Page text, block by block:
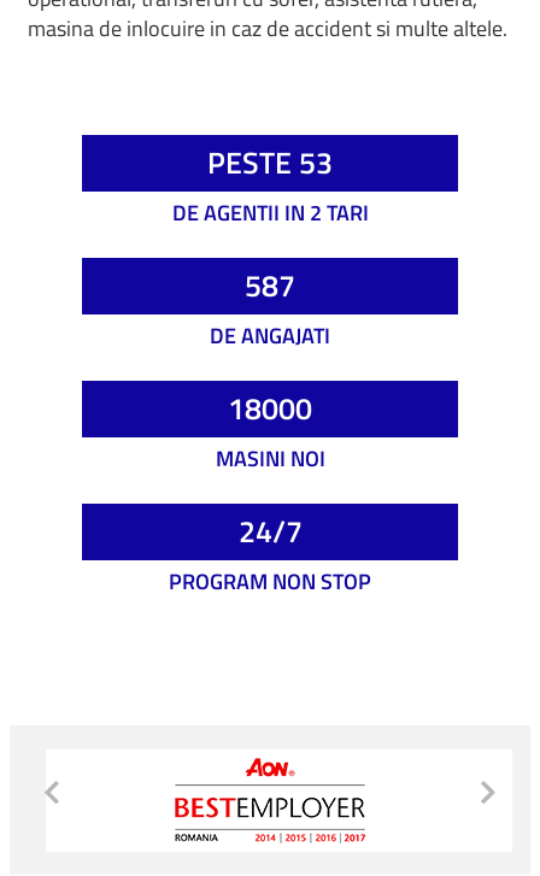
masina de inlocuire in caz de accident si multe altele.
PESTE 53
DE AGENTII IN 2 TARI
587
DE ANGAJATI
18000
MASINI NOI
24/7
PROGRAM NON STOP